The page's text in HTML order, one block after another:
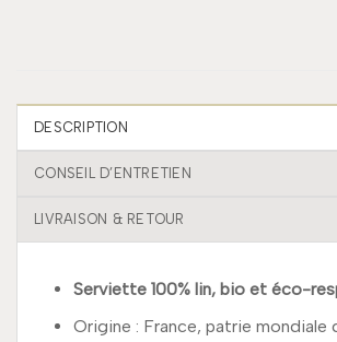
DESCRIPTION
CONSEIL D’ENTRETIEN
LIVRAISON & RETOUR
Serviette 100% lin, bio et éco-
Origine : France, patrie mondiale